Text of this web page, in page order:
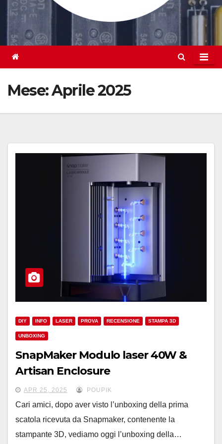
Mese:Aprile 2025
DIY INFO LASER PROVA RECENSIONE STAMPA 3D
UNBOXING
SnapMaker Modulo laser 40W &
Artisan Enclosure
APR 25, 2025 POUPIK
Cari amici, dopo aver visto l’unboxing della prima
scatola ricevuta da Snapmaker, contenente la
stampante 3D, vediamo oggi l’unboxing della…